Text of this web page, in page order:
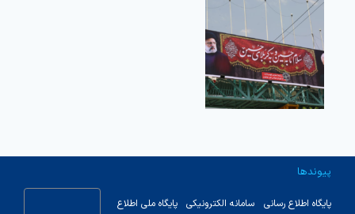
پیوندها
پایگاه اطلاع رسانی سامانه الکترونیکی پایگاه ملی اطلاع